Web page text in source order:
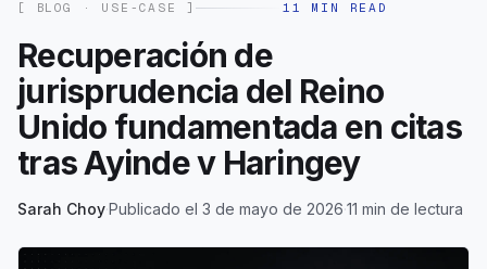
[ BLOG · USE-CASE ] 11 MIN READ
Recuperación de
jurisprudencia del Reino
Unido fundamentada en citas
tras Ayinde v Haringey
Sarah Choy·Publicado el 3 de mayo de 2026·11 min de lectura